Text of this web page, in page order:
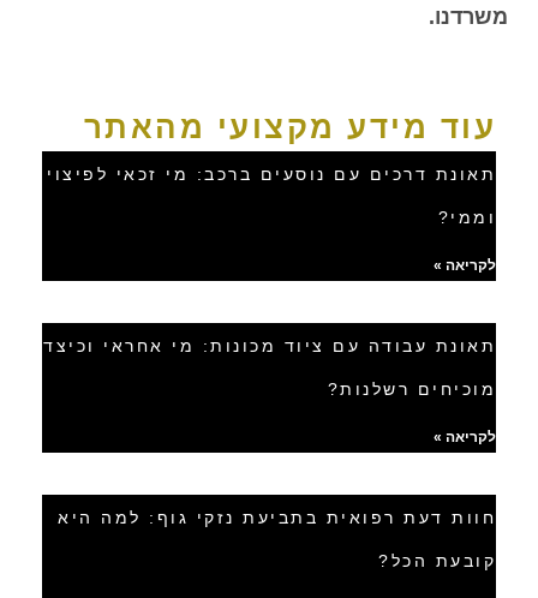
משרדנו.
עוד מידע מקצועי מהאתר
תאונת דרכים עם נוסעים ברכב: מי זכאי לפיצוי
וממי?
לקריאה »
תאונת עבודה עם ציוד מכונות: מי אחראי וכיצד
מוכיחים רשלנות?
לקריאה »
חוות דעת רפואית בתביעת נזקי גוף: למה היא
קובעת הכל?